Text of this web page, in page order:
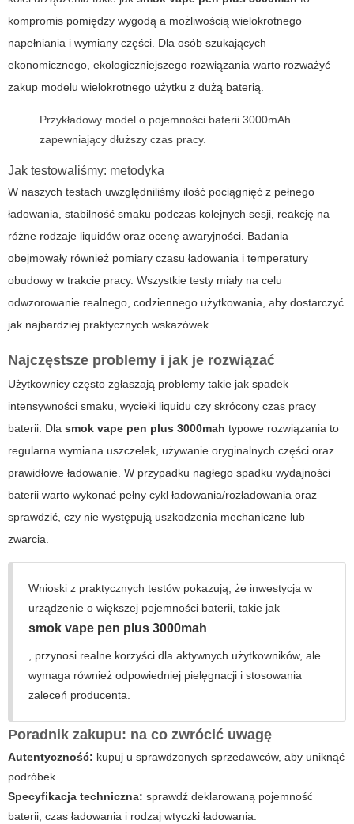
kompromis pomiędzy wygodą a możliwością wielokrotnego
napełniania i wymiany części. Dla osób szukających
ekonomicznego, ekologiczniejszego rozwiązania warto rozważyć
zakup modelu wielokrotnego użytku z dużą baterią.
Przykładowy model o pojemności baterii 3000mAh
zapewniający dłuższy czas pracy.
Jak testowaliśmy: metodyka
W naszych testach uwzględniliśmy ilość pociągnięć z pełnego
ładowania, stabilność smaku podczas kolejnych sesji, reakcję na
różne rodzaje liquidów oraz ocenę awaryjności. Badania
obejmowały również pomiary czasu ładowania i temperatury
obudowy w trakcie pracy. Wszystkie testy miały na celu
odwzorowanie realnego, codziennego użytkowania, aby dostarczyć
jak najbardziej praktycznych wskazówek.
Najczęstsze problemy i jak je rozwiązać
Użytkownicy często zgłaszają problemy takie jak spadek
intensywności smaku, wycieki liquidu czy skrócony czas pracy
baterii. Dla smok vape pen plus 3000mah typowe rozwiązania to
regularna wymiana uszczelek, używanie oryginalnych części oraz
prawidłowe ładowanie. W przypadku nagłego spadku wydajności
baterii warto wykonać pełny cykl ładowania/rozładowania oraz
sprawdzić, czy nie występują uszkodzenia mechaniczne lub
zwarcia.
Wnioski z praktycznych testów pokazują, że inwestycja w
urządzenie o większej pojemności baterii, takie jak
smok vape pen plus 3000mah
, przynosi realne korzyści dla aktywnych użytkowników, ale
wymaga również odpowiedniej pielęgnacji i stosowania
zaleceń producenta.
Poradnik zakupu: na co zwrócić uwagę
Autentyczność: kupuj u sprawdzonych sprzedawców, aby uniknąć
podróbek.
Specyfikacja techniczna: sprawdź deklarowaną pojemność
baterii, czas ładowania i rodzaj wtyczki ładowania.